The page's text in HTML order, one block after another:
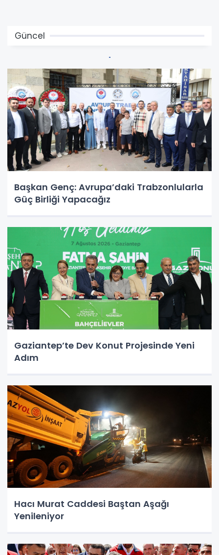
Güncel
Başkan Genç: Avrupa’daki Trabzonlularla
Güç Birliği Yapacağız
Gaziantep’te Dev Konut Projesinde Yeni
Adım
Hacı Murat Caddesi Baştan Aşağı
Yenileniyor